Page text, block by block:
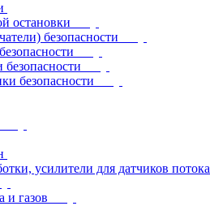
остановки
безопасности
безопасности
усилители для датчиков потока
и газов